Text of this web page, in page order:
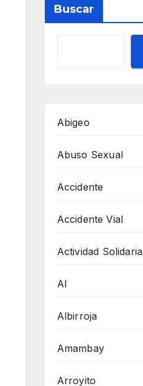
Buscar
Abigeo
Abuso Sexual
Accidente
Accidente Vial
Actividad Solidaria
AI
Albirroja
Amambay
Arroyito